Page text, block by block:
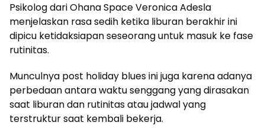
Psikolog dari Ohana Space Veronica Adesla
menjelaskan rasa sedih ketika liburan berakhir ini
dipicu ketidaksiapan seseorang untuk masuk ke fase
rutinitas.
Munculnya post holiday blues ini juga karena adanya
perbedaan antara waktu senggang yang dirasakan
saat liburan dan rutinitas atau jadwal yang
terstruktur saat kembali bekerja.